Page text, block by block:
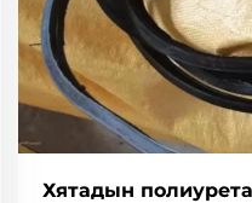
Хятадын